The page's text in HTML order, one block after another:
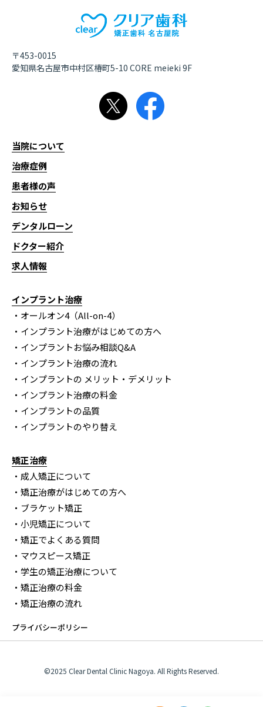
〒453-0015
愛知県名古屋市中村区椿町5-10 CORE meieki 9F
当院について
治療症例
患者様の声
お知らせ
デンタルローン
ドクター紹介
求人情報
インプラント治療
・オールオン4（All-on-4）
・インプラント治療がはじめての方へ
・インプラントお悩み相談Q&A
・インプラント治療の流れ
・インプラントの メリット・デメリット
・インプラント治療の料金
・インプラントの品質
・インプラントのやり替え
矯正治療
・成人矯正について
・矯正治療がはじめての方へ
・ブラケット矯正
・小児矯正について
・矯正でよくある質問
・マウスピース矯正
・学生の矯正治療について
・矯正治療の料金
・矯正治療の流れ
プライバシーポリシー
©2025 Clear Dental Clinic Nagoya. All Rights Reserved.